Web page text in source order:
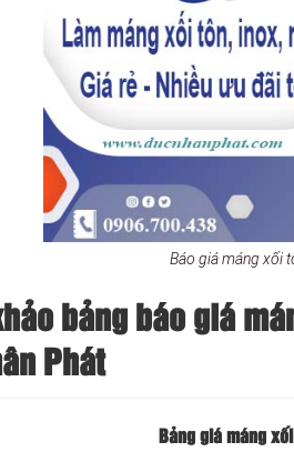
Báo giá máng xối
bảng báo giá
Phát
Bảng giá máng